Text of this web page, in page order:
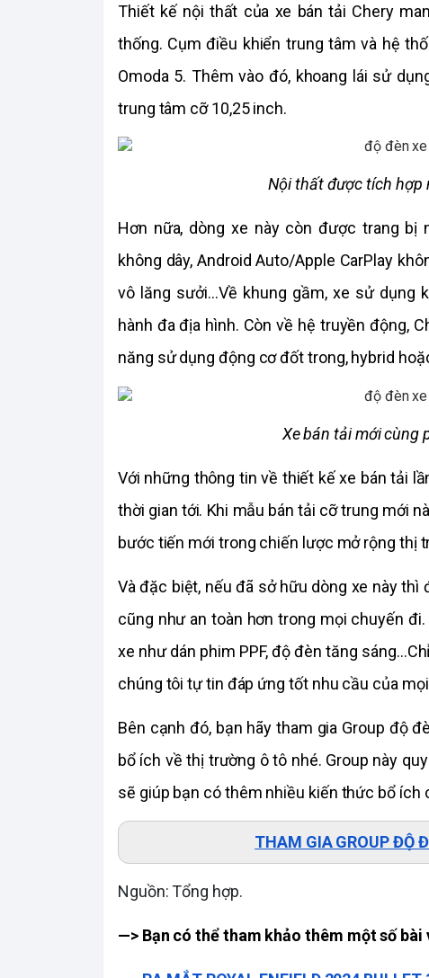
Thiết kế nội thất của xe bán tải Chery
thống. Cụm điều khiển trung tâm và hệ
Omoda 5. Thêm vào đó, khoang lái sử
trung tâm cỡ 10,25 inch.
Nội thất được tích hợp
Hơn nữa, dòng xe này còn được trang
không dây, Android Auto/Apple CarPlay
vô lăng sưởi…Về khung gầm, xe sử dụng
hành đa địa hình. Còn về hệ truyền động,
năng sử dụng động cơ đốt trong, hybrid
Xe bán tải mới cùng
Với những thông tin về thiết kế xe bán tải
thời gian tới. Khi mẫu bán tải cỡ trung mới
bước tiến mới trong chiến lược mở rộng thị
Và đặc biệt, nếu đã sở hữu dòng xe này
cũng như an toàn hơn trong mọi chuyến
xe như dán phim PPF, độ đèn tăng
chúng tôi tự tin đáp ứng tốt nhu cầu của
Bên cạnh đó, bạn hãy tham gia Group độ
bổ ích về thị trường ô tô nhé. Group này
sẽ giúp bạn có thêm nhiều kiến thức bổ ích
THAM GIA GROUP ĐỘ
Nguồn: Tổng hợp.
—> Bạn có thể tham khảo thêm một số bài